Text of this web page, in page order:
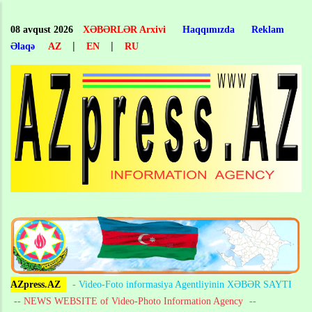
main
content
08 avqust 2026 XƏBƏRLƏR Arxivi Haqqımızda
Reklam
Əlaqə
AZ | EN | RU
AZpress.AZ
- Video-Foto informasiya Agentliyinin XƏBƏR SAYTI
-- NEWS WEBSITE of Video-Photo Information Agency --